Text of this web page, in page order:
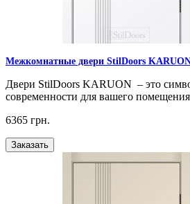
Межкомнатные двери StilDoors
Двери StilDoors KARUON – это
современности для вашего
6365 грн.
Заказать